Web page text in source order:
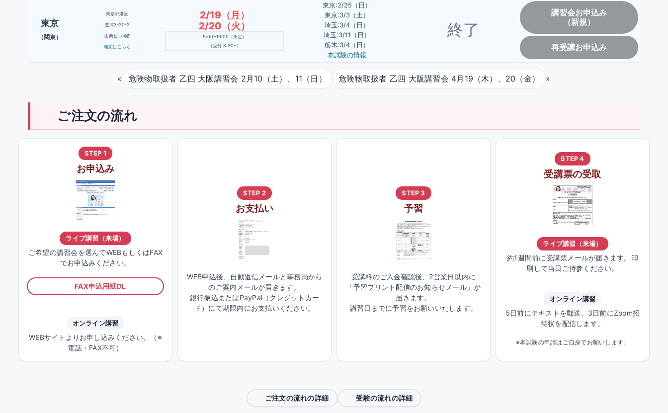
東京
（関東）
東京都港区
芝浦3-20-2
山楽ビル5階
地図はこちら
2/19（月）
2/20（火）
9:00~19:00（予定）
（受付 8:30~）
東京:2/25（日）
東京:3/3（土）
埼玉:3/4（日）
埼玉:3/11（日）
栃木:3/4（日）
本試験の情報
終了
講習会お申込み
（新規）
再受講お申込み
« 危険物取扱者 乙四 大阪講習会 2月10（土）、11（日） 危険物取扱者 乙四 大阪講習会 4月19（木）、20（金） »
ご注文の流れ
STEP 1
お申込み
ライブ講習（来場）
ご希望の講習会を選んでWEBもしくはFAX
でお申込みください。
FAX申込用紙DL
オンライン講習
WEBサイトよりお申し込みください。（※
電話・FAX不可）
STEP 2
お支払い
WEB申込後、自動返信メールと事務局から
のご案内メールが届きます。
銀行振込またはPayPal（クレジットカー
ド）にて期限内にお支払いください。
STEP 3
予習
受講料のご入金確認後、2営業日以内に
「予習プリント配信のお知らせメール」が
届きます。
講習日までに予習をお願いいたします。
STEP 4
受講票の受取
ライブ講習（来場）
約1週間前に受講票メールが届きます。印
刷して当日ご持参ください。
オンライン講習
5日前にテキストを郵送、3日前にZoom招
待状を配信します。
※本試験の申請はご自身でお願いします。
ご注文の流れの詳細 受験の流れの詳細